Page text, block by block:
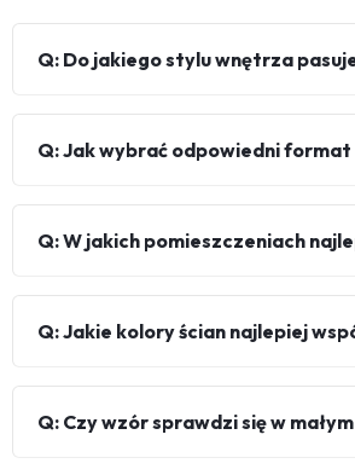
Q: Do jakiego stylu wnętrza
Q: Jak wybrać odpowiedni format
Q: W jakich pomieszczeniach
Q: Jakie kolory ścian najlepiej
Q: Czy wzór sprawdzi się w